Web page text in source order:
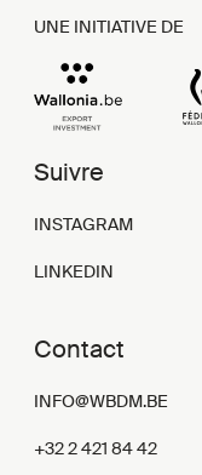
UNE INITIATIVE DE
Suivre
INSTAGRAM
LINKEDIN
Contact
INFO@WBDM.BE
+32 2 421 84 42